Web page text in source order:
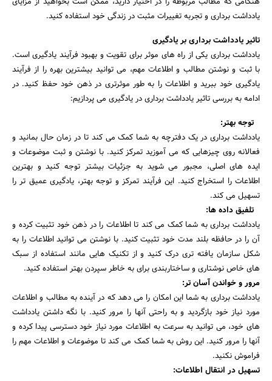
یادداشت برداری و تجربه تغییرات مثبت در زندگی خود استفاده کنید.
تاثیر یادداشت برداری بر یادگیری
یادداشت برداری یکی از راه های موثر برای تقویت و بهبود فرآیند یادگیری است.
با ثبت و نوشتن مطالب و اطلاعات مهم، می توانید بیشترین بهره را از فرآیند
یادگیری خود ببرید و اطلاعات را به طور موثرتری در ذهن خود حفظ کنید. در
ادامه به بررسی تاثیر یادداشت برداری در یادگیری می پردازیم:
توجه بهتر:
یادداشت برداری در یک دفترچه به شما کمک می کند تا در زمان حال بمانید و
فعالانه روی چیزهایی که می آموزید تمرکز کنید. با نوشتن و ثبت موضوعات و
ایده های اصلی، مجبور می شوید به جزئیات بیشتر توجه کنید و بهترین
اطلاعات را استخراج کنید. این فرآیند تمرکز و توجه بهتر، یادگیری عمیق تر را
تسهیل می کند.
تلفیق داده ها:
یادداشت برداری به شما کمک می کند تا اطلاعات را در ذهن خود تثبیت کرده و
آن را در حافظه بلند مدت خود تثبیت کنید. با نوشتن می توانید اطلاعات را به
شکل سازمان یافته تری درک کنید و از تکنیک هایی مانند استفاده از سبک
های خاص نوشتاری و ساختاربندی برای به خاطر سپردن بهتر استفاده کنید.
مرور و خواندن آسان تر:
یادداشت برداری به شما این امکان را می دهد که در آینده به مطالب و اطلاعات
مورد نیاز خود بازگردید و به راحتی آنها را مرور کنید. با نگه داشتن یادداشت
های خود، می توانید به سرعت به اطلاعات مورد نیاز خود دسترسی پیدا کرده و
آنها را مرور کنید. این روش به شما کمک می کند تا موضوعات و اطلاعات مهم را
فراموش نکنید.
تسهیل در انتقال اطلاعات: